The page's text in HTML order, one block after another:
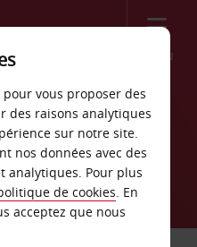
Menu
vous proposer des
des raisons analytiques
sur notre site.
nos données avec des
analytiques. Pour plus
de cookies. En
acceptez que nous